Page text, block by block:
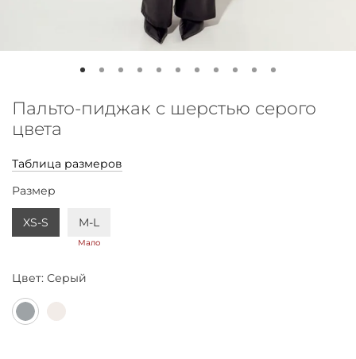
Пальто-пиджак с шерстью серого
цвета
Таблица размеров
Размер
XS-S M-L
Мало
Цвет: Серый